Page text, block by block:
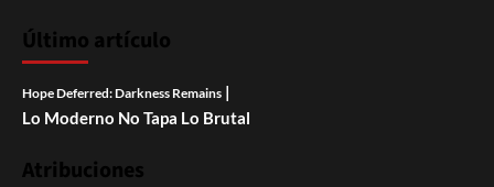
Último artículo
Hope Deferred: Darkness Remains |
Lo Moderno No Tapa Lo Brutal
Atribuciones